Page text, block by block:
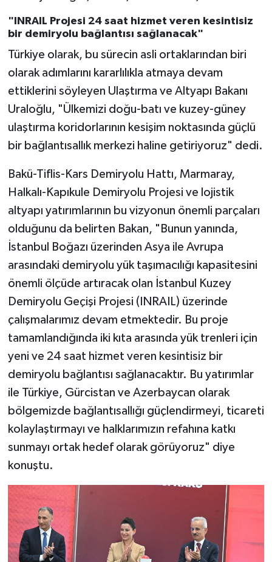
"INRAIL Projesi 24 saat hizmet veren kesintisiz
bir demiryolu bağlantısı sağlanacak"
Türkiye olarak, bu sürecin asli ortaklarından biri
olarak adımlarını kararlılıkla atmaya devam
ettiklerini söyleyen Ulaştırma ve Altyapı Bakanı
Uraloğlu, "Ülkemizi doğu-batı ve kuzey-güney
ulaştırma koridorlarının kesişim noktasında güçlü
bir bağlantısallık merkezi haline getiriyoruz" dedi.
Bakü-Tiflis-Kars Demiryolu Hattı, Marmaray,
Halkalı-Kapıkule Demiryolu Projesi ve lojistik
altyapı yatırımlarının bu vizyonun önemli parçaları
olduğunu da belirten Bakan, "Bunun yanında,
İstanbul Boğazı üzerinden Asya ile Avrupa
arasındaki demiryolu yük taşımacılığı kapasitesini
önemli ölçüde artıracak olan İstanbul Kuzey
Demiryolu Geçişi Projesi (INRAIL) üzerinde
çalışmalarımız devam etmektedir. Bu proje
tamamlandığında iki kıta arasında yük trenleri için
yeni ve 24 saat hizmet veren kesintisiz bir
demiryolu bağlantısı sağlanacaktır. Bu yatırımlar
ile Türkiye, Gürcistan ve Azerbaycan olarak
bölgemizde bağlantısallığı güçlendirmeyi, ticareti
kolaylaştırmayı ve halklarımızın refahına katkı
sunmayı ortak hedef olarak görüyoruz" diye
konuştu.